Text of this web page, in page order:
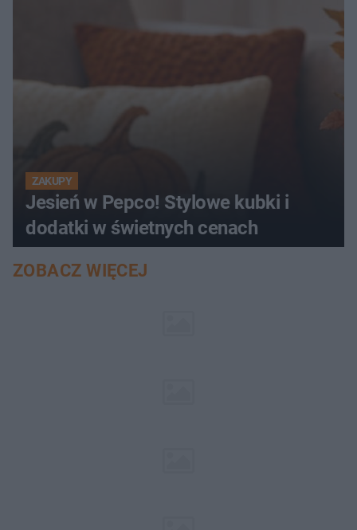
ZAKUPY
Jesień w Pepco! Stylowe kubki i
dodatki w świetnych cenach
ZOBACZ WIĘCEJ